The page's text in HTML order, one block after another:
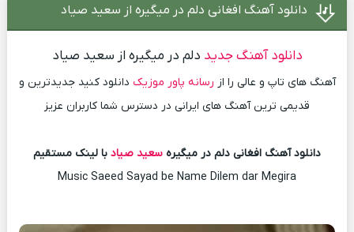
دانلود آهنگ افغانی دلم در میگیره از سعید صیاد
دانلود آهنگ جدید دلم در میگیره از سعید صیاد
آهنگ های تاپ و عالی را از رسانه پاور موزیک دانلود کنید جدیدترین و
قدیمی ترین آهنگ های ایرانی در دسترس شما کاربران عزیز
دانلود آهنگ افغانی دلم در میگیره سعید صیاد با لینک مستقیم
Music Saeed Sayad be Name Dilem dar Megira